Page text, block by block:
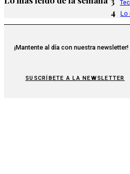
4 Lo
¡Mantente al día con nuestra newsletter!
SUSCRÍBETE A LA NEWSLETTER